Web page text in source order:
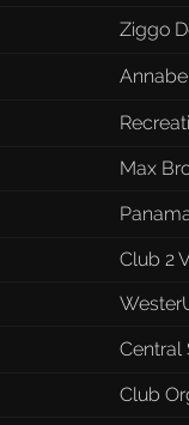
Ziggo
Max
Club 2
Central
Club